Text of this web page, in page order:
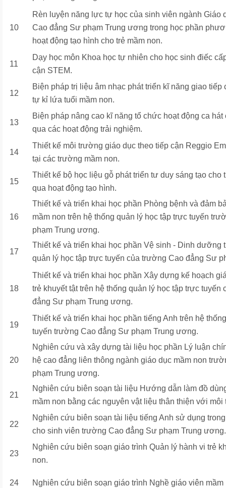
10
Rèn luyện năng lực tự học của sinh viên ngành Giáo
Cao đẳng Sư phạm Trung ương trong học phần
hoạt động tạo hình cho trẻ mầm non.
11
Dạy học môn Khoa học tự nhiên cho học sinh điếc
cận STEM.
12
Biện pháp trị liệu âm nhạc phát triển kĩ năng giao tiếp
tự kỉ lứa tuổi mầm non.
13
Biện pháp nâng cao kĩ năng tổ chức hoạt động ca hát
qua các hoạt động trải nghiệm.
14
Thiết kế môi trường giáo dục theo tiếp cận Reggio
tại các trường mầm non.
15
Thiết kế bộ học liệu gỗ phát triển tư duy sáng tạo cho
qua hoạt động tạo hình.
16
Thiết kế và triển khai học phần Phòng bệnh và đảm
mầm non trên hệ thống quản lý học tập trực tuyến
phạm Trung ương.
17
Thiết kế và triển khai học phần Vệ sinh - Dinh dưỡng
quản lý học tập trực tuyến của trường Cao đẳng Sư
18
Thiết kế và triển khai học phần Xây dựng kế hoạch
trẻ khuyết tật trên hệ thống quản lý học tập trực tuyến
đẳng Sư phạm Trung ương.
19
Thiết kế và triển khai học phần tiếng Anh trên hệ
tuyến trường Cao đẳng Sư phạm Trung ương.
20
Nghiên cứu và xây dựng tài liệu học phần Lý luận
hệ cao đẳng liên thông ngành giáo dục mầm non
phạm Trung ương.
21
Nghiên cứu biên soạn tài liệu Hướng dẫn làm đồ
mầm non bằng các nguyên vật liệu thân thiện với
22
Nghiên cứu biên soạn tài liệu tiếng Anh sử dụng
cho sinh viên trường Cao đẳng Sư phạm Trung ương.
23
Nghiên cứu biên soạn giáo trình Quản lý hành vi trẻ
non.
24 Nghiên cứu biên soạn giáo trình Nghề giáo viên mầm